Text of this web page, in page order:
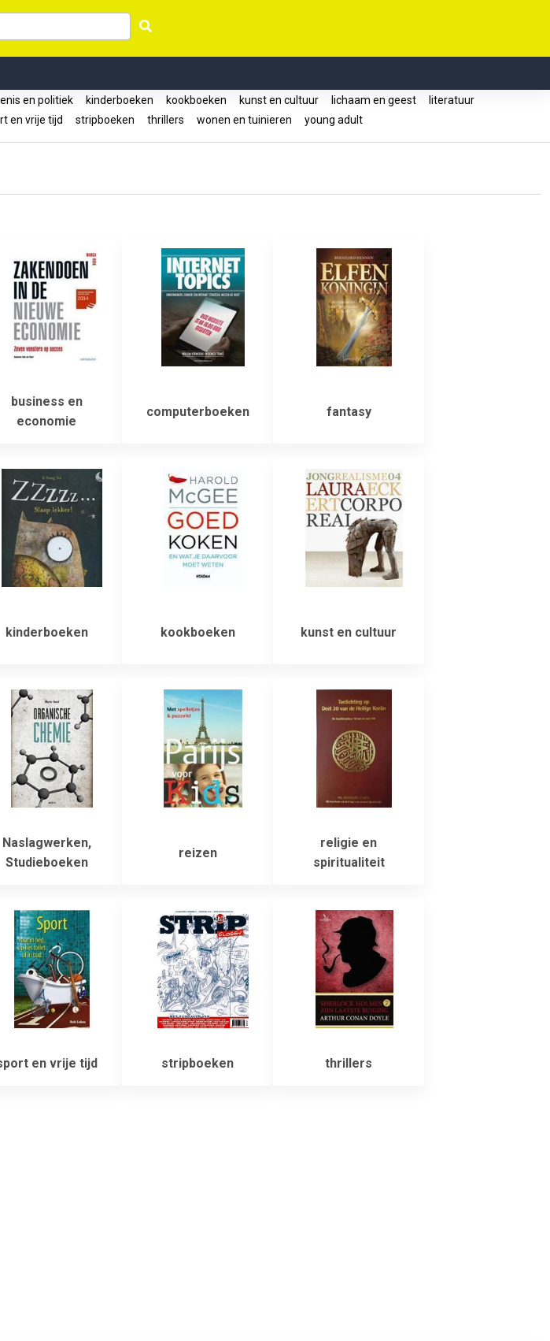
en politiek kinderboeken kookboeken kunst en cultuur lichaam en geest
literatuur
en vrije tijd stripboeken thrillers wonen en tuinieren young adult
business en
economie
computerboeken fantasy
kinderboeken kookboeken kunst en cultuur
Naslagwerken,
Studieboeken
reizen
religie en
spiritualiteit
en vrije tijd stripboeken thrillers